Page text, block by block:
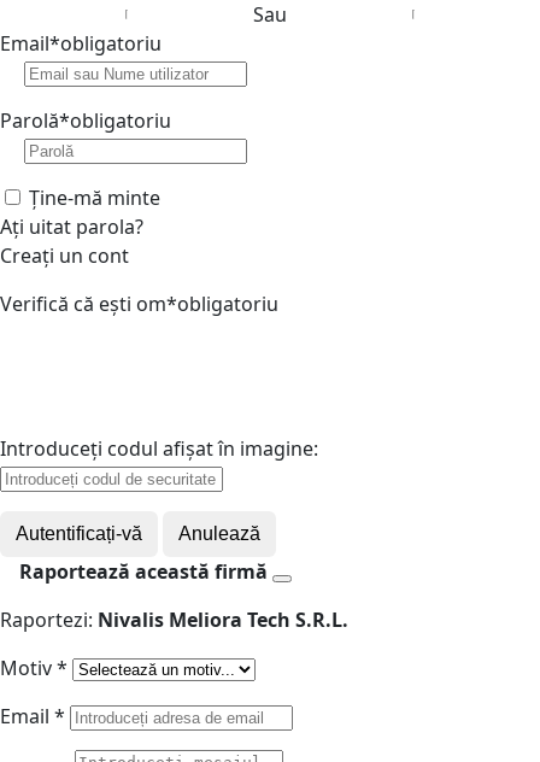
Sau
Email*obligatoriu
Parolă*obligatoriu
Ține-mă minte
Ați uitat parola?
Creați un cont
Verifică că ești om*obligatoriu
Introduceți codul afișat în imagine:
Autentificați-vă Anulează
Raportează această firmă
Raportezi: Nivalis Meliora Tech S.R.L.
Motiv*
Email *